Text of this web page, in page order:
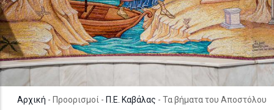
Αρχική - Προορισμοί - Π.Ε. Καβάλας - Τα βήματα του Αποστόλου